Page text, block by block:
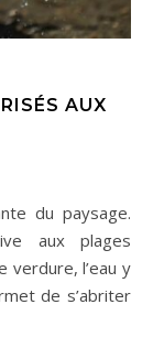
AUX
aux plages
verdure, l’eau y
de s’abriter